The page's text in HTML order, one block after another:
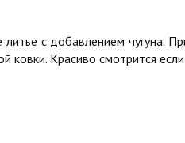
с добавлением чугуна.
ковки. Красиво смотрится